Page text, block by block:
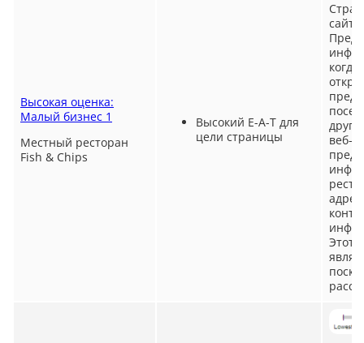
Высокая оценка:
Малый бизнес 1
Местный ресторан
Fish & Chips
Высокий E-A-T для
цели страницы
веб-
Этот